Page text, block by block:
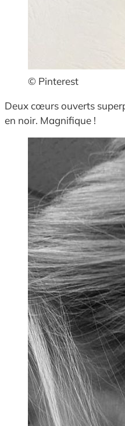
© Pinterest
Deux cœurs ouverts
en noir. Magnifique !